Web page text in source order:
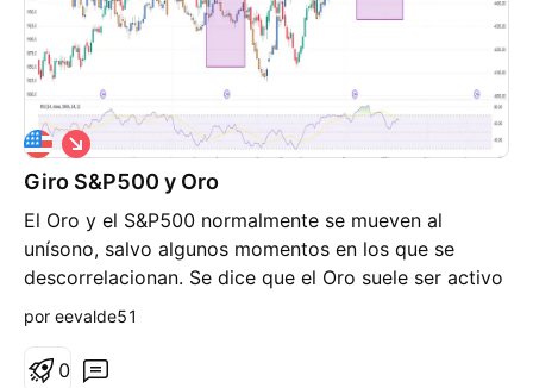
Giro S&P500 y Oro
El Oro y el S&P500 normalmente se mueven al
unísono, salvo algunos momentos en los que se
descorrelacionan. Se dice que el Oro suele ser activo
refugio en momentos de pánico y caídas de los
se descorelacionan en determinados momentos en
C
o
r
o
por eevalde51
0